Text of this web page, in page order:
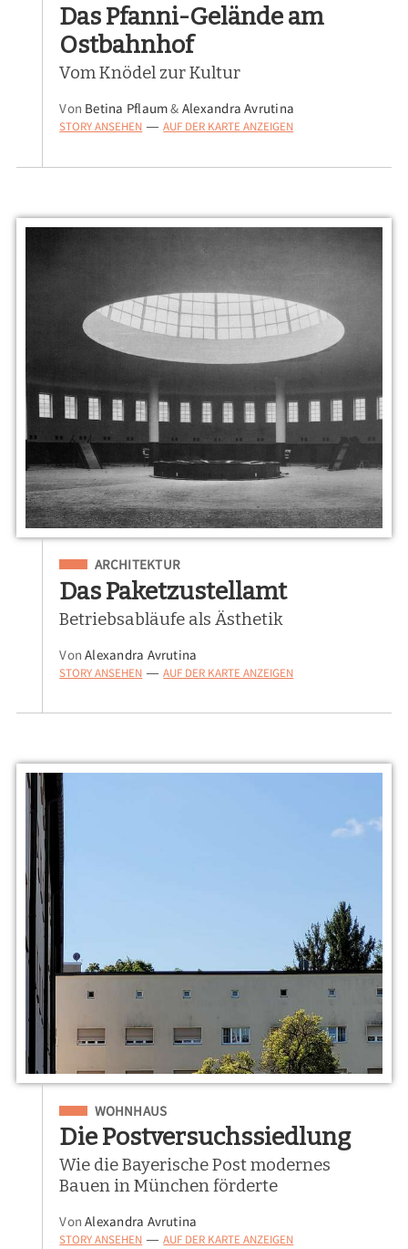
Das Pfanni-Gelände am
Ostbahnhof
Vom Knödel zur Kultur
Von Betina Pflaum& Alexandra Avrutina
STORY ANSEHEN — AUF DER KARTE ANZEIGEN
Eingeordnet unter
ARCHITEKTUR
Das Paketzustellamt
Betriebsabläufe als Ästhetik
VonAlexandra Avrutina
STORY ANSEHEN — AUF DER KARTE ANZEIGEN
Eingeordnet unter
WOHNHAUS
Die Postversuchssiedlung
Wie die Bayerische Post modernes
Bauen in München förderte
VonAlexandra Avrutina
STORY ANSEHEN — AUF DER KARTE ANZEIGEN